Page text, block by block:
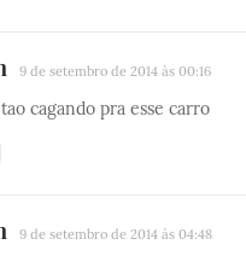
9 de setembro de 2014 às 00:16
cagando pra esse carro
9 de setembro de 2014 às 04:48